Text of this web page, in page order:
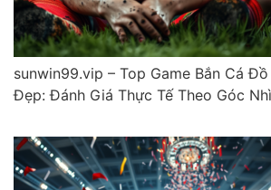
sunwin99.vip – Top Game Bắn Cá
Đẹp: Đánh Giá Thực Tế Theo Góc